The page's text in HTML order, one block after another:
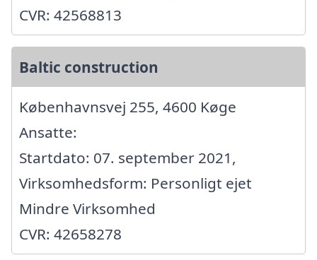
CVR: 42568813
Baltic construction
Københavnsvej 255, 4600 Køge
Ansatte:
Startdato: 07. september 2021,
Virksomhedsform: Personligt ejet
Mindre Virksomhed
CVR: 42658278